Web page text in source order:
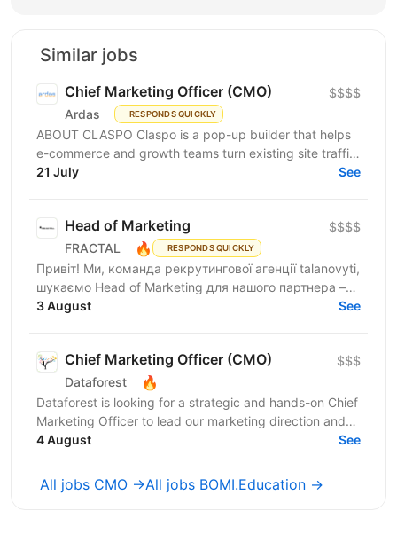
Similar jobs
Chief Marketing Officer (CMO)
Ardas RESPONDS QUICKLY
$$$$
ABOUT CLASPO Claspo is a pop-up builder that helps
e-commerce and growth teams turn existing site traffic
into more opt-ins, sales, and revenue. We are a...
21 July See
Head of Marketing
FRACTAL 🔥 RESPONDS QUICKLY
$$$$
Привіт! Ми, команда рекрутингової агенції talanovyti,
шукаємо Head of Marketing для нашого партнера –
AI-компанії, що будує автономних цифрових...
3 August See
Chief Marketing Officer (CMO)
Dataforest 🔥
$$$
Dataforest is looking for a strategic and hands-on Chief
Marketing Officer to lead our marketing direction and
accelerate company growth. The ideal...
4 August See
All jobs CMO →All jobs BOMI.Education →